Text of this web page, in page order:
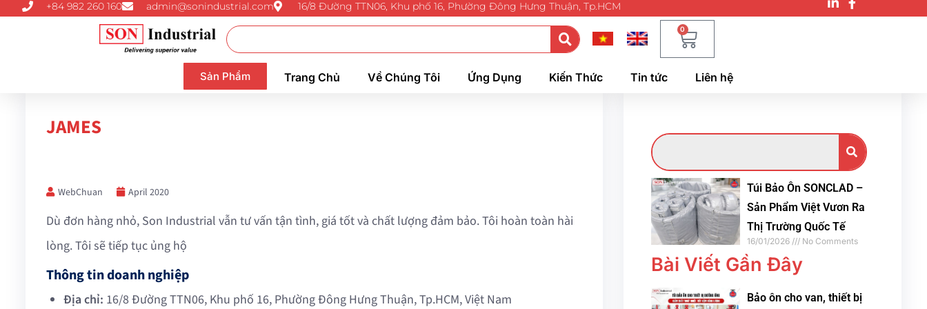
+84 982 260 160 admin@sonindustrial.com 16/8 Đường TTN06, Khu phố 16, Phường Đông Hưng Thuận, Tp.HCM
0
Sản Phẩm Trang Chủ Về Chúng Tôi Ứng Dụng Kiến Thức Tin tức Liên hệ
JAMES
WebChuan April 2020
Dù đơn hàng nhỏ, Son Industrial vẫn tư vấn tận tình, giá tốt và chất lượng đảm bảo. Tôi hoàn toàn hài
lòng. Tôi sẽ tiếp tục ủng hộ
Thông tin doanh nghiệp
Địa chỉ: 16/8 Đường TTN06, Khu phố 16, Phường Đông Hưng Thuận, Tp.HCM, Việt Nam
Túi Bảo Ôn SONCLAD –
Sản Phẩm Việt Vươn Ra
Thị Trường Quốc Tế
16/01/2026 No Comments
Bài Viết Gần Đây
Bảo ôn cho van, thiết bị